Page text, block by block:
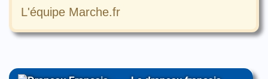
L'équipe Marche.fr